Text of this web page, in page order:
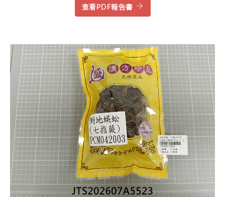
查看PDF報告書